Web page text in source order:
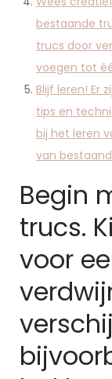
bestaande
trucs door
voegen tot
Blijf leren! Er
tips en
bij het leren
van
Begin
trucs.
voor